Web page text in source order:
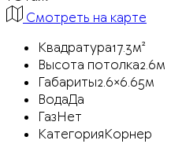
Смотреть на карте
Квадратура17.3м²
Высота потолка2.6м
Габариты2.6×6.65м
ВодаДа
ГазНет
КатегорияКорнер